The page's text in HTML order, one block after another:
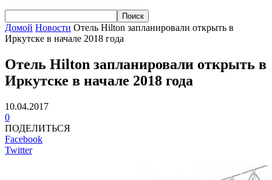
Домой Новости Отель Hilton запланировали открыть в
Иркутске в начале 2018 года
Отель Hilton запланировали открыть в
Иркутске в начале 2018 года
10.04.2017
0
ПОДЕЛИТЬСЯ
Facebook
Twitter